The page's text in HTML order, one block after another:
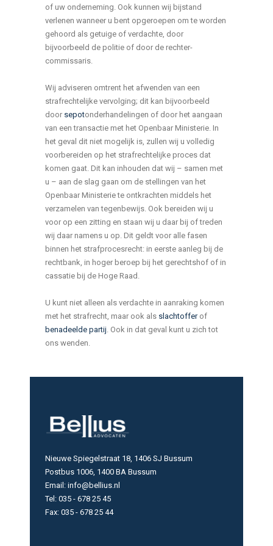
of uw onderneming. Ook kunnen wij bijstand
verlenen wanneer u bent opgeroepen om te worden
gehoord als getuige of verdachte, door
bijvoorbeeld de politie of door de rechter-
commissaris.
Wij adviseren omtrent het afwenden van een
strafrechtelijke vervolging; dit kan bijvoorbeeld
door sepotonderhandelingen of door het aangaan
van een transactie met het Openbaar Ministerie. In
het geval dit niet mogelijk is, zullen wij u volledig
voorbereiden op het strafrechtelijke proces dat
komen gaat. Dit kan inhouden dat wij – samen met
u – aan de slag gaan om de stellingen van het
Openbaar Ministerie te ontkrachten middels het
verzamelen van tegenbewijs. Ook bereiden wij u
voor op een zitting en staan wij u daar bij of treden
wij daar namens u op. Dit geldt voor alle fasen
binnen het strafprocesrecht: in eerste aanleg bij de
rechtbank, in hoger beroep bij het gerechtshof of in
cassatie bij de Hoge Raad.
U kunt niet alleen als verdachte in aanraking komen
met het strafrecht, maar ook als slachtoffer of
benadeelde partij. Ook in dat geval kunt u zich tot
ons wenden.
Nieuwe Spiegelstraat 18, 1406 SJ Bussum
Postbus 1006, 1400 BA Bussum
Email: info@bellius.nl
Tel: 035 - 678 25 45
Fax: 035 - 678 25 44